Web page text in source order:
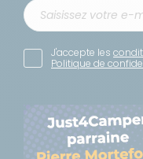
J'accepte les
Politique de